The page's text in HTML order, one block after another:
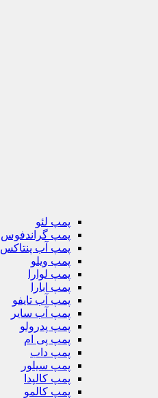
پمپ لئو
پمپ گراندفوس
پمپ آب پنتاکس
پمپ ویلو
پمپ لوارا
پمپ ابارا
پمپ آب تایفو
پمپ آب سایر
پمپ پدرولو
پمپ پی ام
پمپ داب
پمپ سیلور
پمپ کالپدا
پمپ کالمو